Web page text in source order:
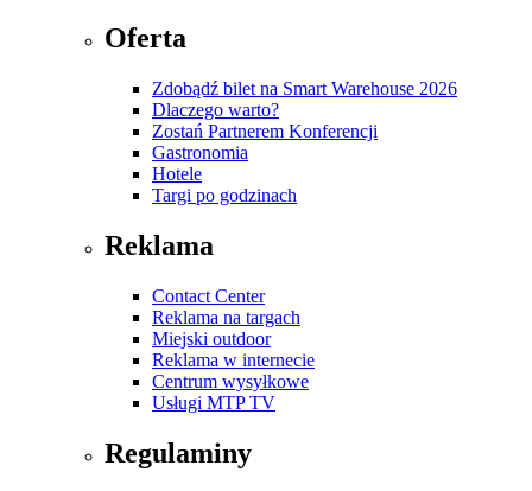
Oferta
Zdobądź bilet na Smart Warehouse 2026
Dlaczego warto?
Zostań Partnerem Konferencji
Gastronomia
Hotele
Targi po godzinach
Reklama
Contact Center
Reklama na targach
Miejski outdoor
Reklama w internecie
Centrum wysyłkowe
Usługi MTP TV
Regulaminy